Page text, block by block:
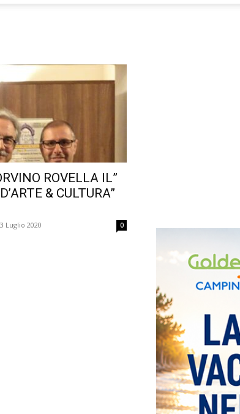
ROVELLA IL”
& CULTURA”
Luglio 2020 0